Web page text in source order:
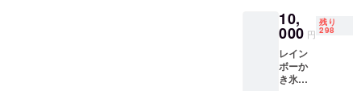
10,
000 円
残り
298
レイン
ボーか
き氷マ